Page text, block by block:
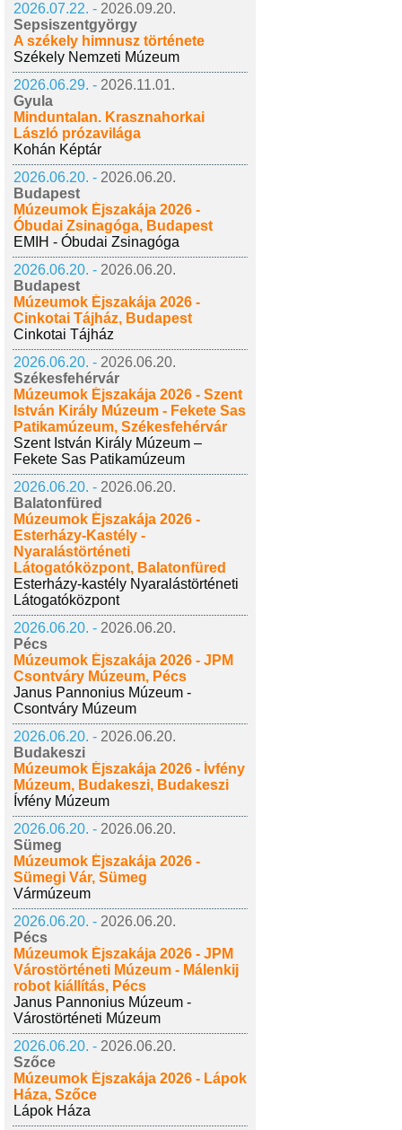
2026.07.22. - 2026.09.20.
Sepsiszentgyörgy
A székely himnusz története
Székely Nemzeti Múzeum
2026.06.29. - 2026.11.01.
Gyula
Minduntalan. Krasznahorkai
László prózavilága
Kohán Képtár
2026.06.20. - 2026.06.20.
Budapest
Múzeumok Éjszakája 2026 -
Óbudai Zsinagóga, Budapest
EMIH - Óbudai Zsinagóga
2026.06.20. - 2026.06.20.
Budapest
Múzeumok Éjszakája 2026 -
Cinkotai Tájház, Budapest
Cinkotai Tájház
2026.06.20. - 2026.06.20.
Székesfehérvár
Múzeumok Éjszakája 2026 - Szent
István Király Múzeum - Fekete Sas
Patikamúzeum, Székesfehérvár
Szent István Király Múzeum –
Fekete Sas Patikamúzeum
2026.06.20. - 2026.06.20.
Balatonfüred
Múzeumok Éjszakája 2026 -
Esterházy-Kastély -
Nyaralástörténeti
Látogatóközpont, Balatonfüred
Esterházy-kastély Nyaralástörténeti
Látogatóközpont
2026.06.20. - 2026.06.20.
Pécs
Múzeumok Éjszakája 2026 - JPM
Csontváry Múzeum, Pécs
Janus Pannonius Múzeum -
Csontváry Múzeum
2026.06.20. - 2026.06.20.
Budakeszi
Múzeumok Éjszakája 2026 - Ívfény
Múzeum, Budakeszi, Budakeszi
Ívfény Múzeum
2026.06.20. - 2026.06.20.
Sümeg
Múzeumok Éjszakája 2026 -
Sümegi Vár, Sümeg
Vármúzeum
2026.06.20. - 2026.06.20.
Pécs
Múzeumok Éjszakája 2026 - JPM
Várostörténeti Múzeum - Málenkij
robot kiállítás, Pécs
Janus Pannonius Múzeum -
Várostörténeti Múzeum
2026.06.20. - 2026.06.20.
Szőce
Múzeumok Éjszakája 2026 - Lápok
Háza, Szőce
Lápok Háza